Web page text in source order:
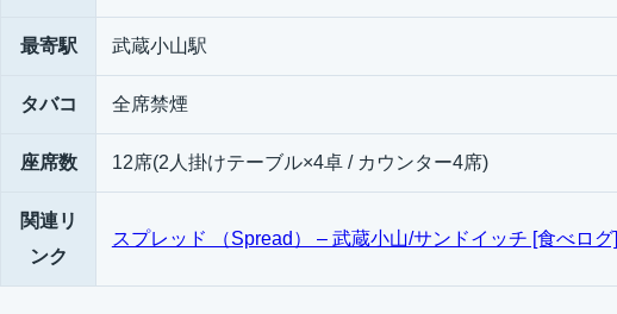
最寄駅 武蔵小山駅
タバコ 全席禁煙
座席数 12席(2人掛けテーブル×4卓 / カウンター4席)
関連リ
ンク
スプレッド （Spread） – 武蔵小山/サンドイッチ [食べログ]